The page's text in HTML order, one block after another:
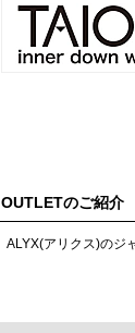
OUTLETのご紹介
ALYX(アリクス)のジ